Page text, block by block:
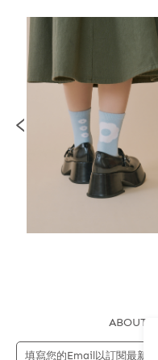
ABOUT US